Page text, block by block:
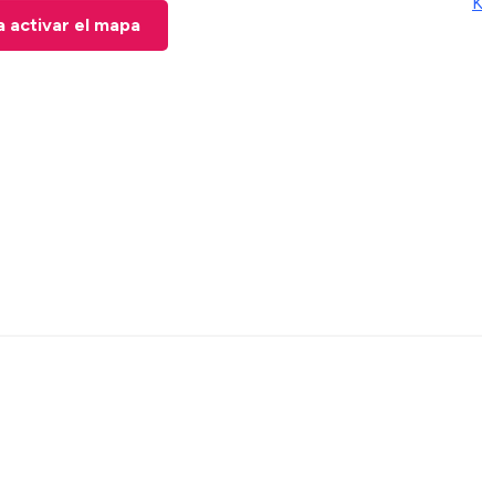
activar el mapa